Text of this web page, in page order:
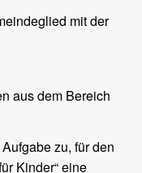
mit der
aus dem Bereich
zu, für den
Kinder“ eine